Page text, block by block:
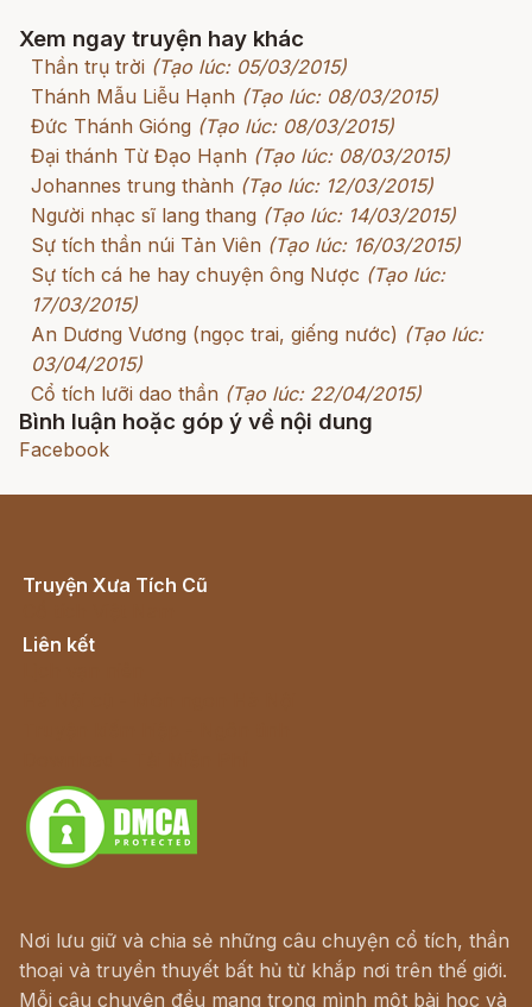
Xem ngay truyện hay khác
Thần trụ trời (Tạo lúc: 05/03/2015)
Thánh Mẫu Liễu Hạnh (Tạo lúc: 08/03/2015)
Đức Thánh Gióng (Tạo lúc: 08/03/2015)
Đại thánh Từ Đạo Hạnh (Tạo lúc: 08/03/2015)
Johannes trung thành (Tạo lúc: 12/03/2015)
Người nhạc sĩ lang thang (Tạo lúc: 14/03/2015)
Sự tích thần núi Tản Viên (Tạo lúc: 16/03/2015)
Sự tích cá he hay chuyện ông Nược (Tạo lúc:
17/03/2015)
An Dương Vương (ngọc trai, giếng nước) (Tạo lúc:
03/04/2015)
Cổ tích lưỡi dao thần (Tạo lúc: 22/04/2015)
Bình luận hoặc góp ý về nội dung
Facebook
Truyện Xưa Tích Cũ
Liên kết
Nơi lưu giữ và chia sẻ những câu chuyện cổ tích, thần
thoại và truyền thuyết bất hủ từ khắp nơi trên thế giới.
Mỗi câu chuyện đều mang trong mình một bài học và